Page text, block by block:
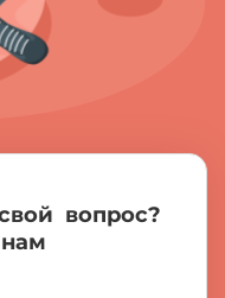
вопрос?